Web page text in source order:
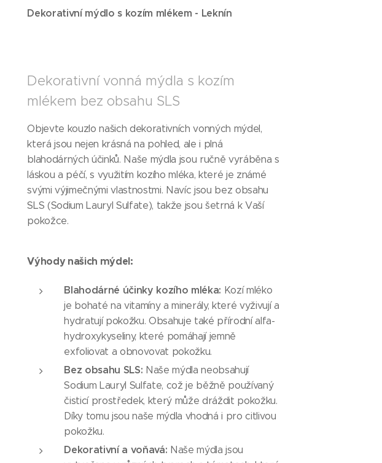
Dekorativní mýdlo s kozím mlékem - Leknín
Dekorativní vonná mýdla s kozím
mlékem bez obsahu SLS
Objevte kouzlo našich dekorativních vonných mýdel,
která jsou nejen krásná na pohled, ale i plná
blahodárných účinků. Naše mýdla jsou ručně vyráběna s
láskou a péčí, s využitím kozího mléka, které je známé
svými výjimečnými vlastnostmi. Navíc jsou bez obsahu
SLS (Sodium Lauryl Sulfate), takže jsou šetrná k Vaší
pokožce.
Výhody našich mýdel:
Blahodárné účinky kozího mléka: Kozí mléko
je bohaté na vitamíny a minerály, které vyživují a
hydratují pokožku. Obsahuje také přírodní alfa-
hydroxykyseliny, které pomáhají jemně
exfoliovat a obnovovat pokožku.
Bez obsahu SLS: Naše mýdla neobsahují
Sodium Lauryl Sulfate, což je běžně používaný
čisticí prostředek, který může dráždit pokožku.
Díky tomu jsou naše mýdla vhodná i pro citlivou
pokožku.
Dekorativní a voňavá: Naše mýdla jsou